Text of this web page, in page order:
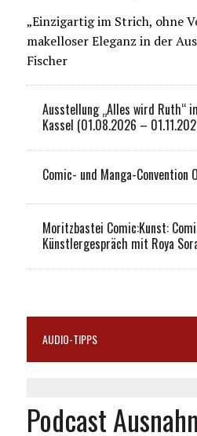
„Einzigartig im Strich, ohne
makelloser Eleganz in der
Fischer
Ausstellung „Alles wird Ruth“
Kassel (01.08.2026 –
Comic- und Manga-Convention
Moritzbastei Comic:Kunst:
Künstlergespräch mit Roya
AUDIO-TIPPS
Podcast